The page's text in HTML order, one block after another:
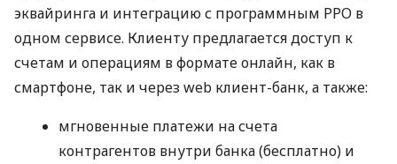
эквайринга и интеграцию с программным РРО в
одном сервисе. Клиенту предлагается доступ к
счетам и операциям в формате онлайн, как в
смартфоне, так и через web клиент-банк, а также:
мгновенные платежи на счета
контрагентов внутри банка (бесплатно) и